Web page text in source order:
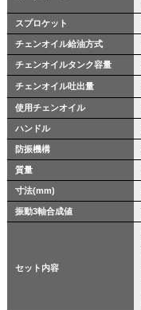
スプロケット
チェンオイル給油方式
チェンオイルタンク容量
チェンオイル吐出量
使用チェンオイル
ハンドル
防振機構
質量
寸法(mm)
振動3軸合成値
セット内容